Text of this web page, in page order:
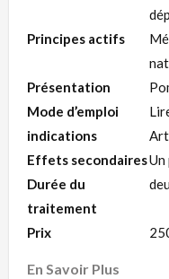
Principes actifs
Présentation
Mode d’emploi
indications
Effets secondaires
Durée du
traitement
Prix
En Savoir Plus